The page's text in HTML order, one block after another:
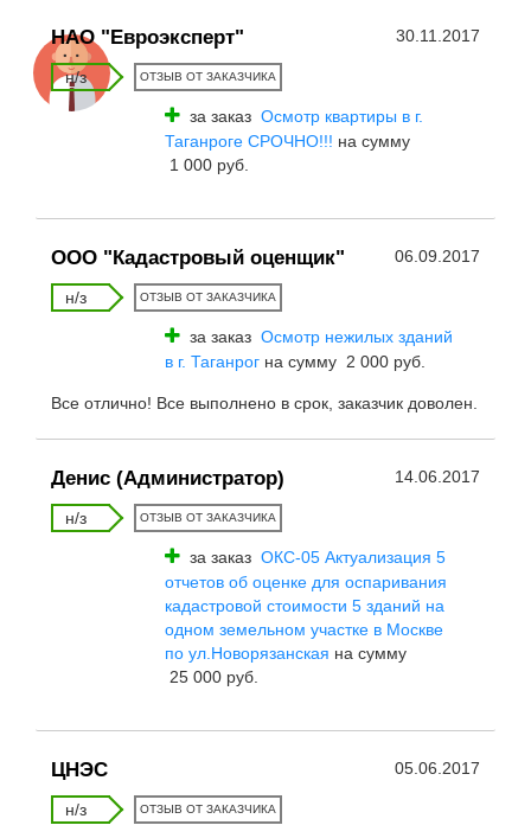
НАО "Евроэксперт" 30.11.2017
н/з ОТЗЫВ ОТ ЗАКАЗЧИКА
за заказ Осмотр квартиры в г.
Таганроге СРОЧНО!!! на сумму
1 000 руб.
ООО "Кадастровый оценщик" 06.09.2017
н/з ОТЗЫВ ОТ ЗАКАЗЧИКА
за заказ Осмотр нежилых зданий
в г. Таганрог на сумму 2 000 руб.
Все отлично! Все выполнено в срок, заказчик доволен.
Денис (Администратор) 14.06.2017
н/з ОТЗЫВ ОТ ЗАКАЗЧИКА
за заказ ОКС-05 Актуализация 5
отчетов об оценке для оспаривания
кадастровой стоимости 5 зданий на
одном земельном участке в Москве
по ул.Новорязанская на сумму
25 000 руб.
ЦНЭС 05.06.2017
н/з ОТЗЫВ ОТ ЗАКАЗЧИКА